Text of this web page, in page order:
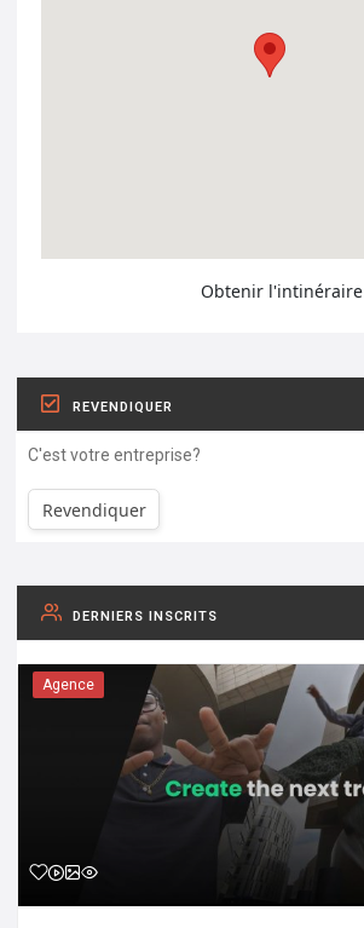
Obtenir l'intinéraire
REVENDIQUER
C'est votre entreprise?
Revendiquer
DERNIERS INSCRITS
Agence